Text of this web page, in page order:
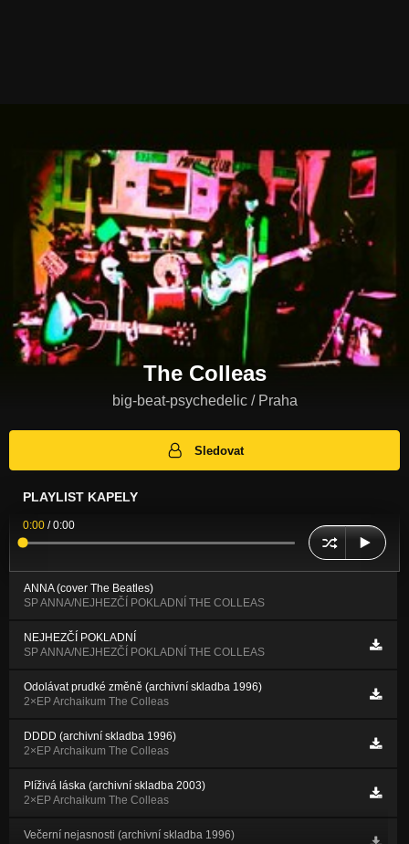
The Colleas
big-beat-psychedelic / Praha
Sledovat
PLAYLIST KAPELY
0:00 /0:00
ANNA (cover The Beatles)
SP ANNA/NEJHEZČÍ POKLADNÍ THE COLLEAS
NEJHEZČÍ POKLADNÍ
SP ANNA/NEJHEZČÍ POKLADNÍ THE COLLEAS
Odolávat prudké změně (archivní skladba 1996)
2×EP Archaikum The Colleas
DDDD (archivní skladba 1996)
2×EP Archaikum The Colleas
Plíživá láska (archivní skladba 2003)
2×EP Archaikum The Colleas
Večerní nejasnosti (archivní skladba 1996)